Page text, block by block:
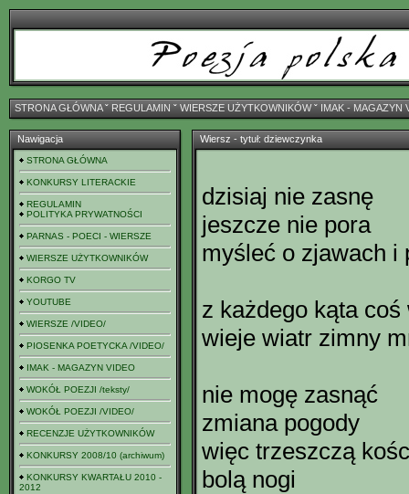
STRONA GŁÓWNAˇ REGULAMIN ˇ WIERSZE UŻYTKOWNIKÓWˇ IMAK - MAGAZYN
Nawigacja
STRONA GŁÓWNA
KONKURSY LITERACKIE
REGULAMIN
POLITYKA PRYWATNOŚCI
PARNAS - POECI - WIERSZE
WIERSZE UŻYTKOWNIKÓW
KORGO TV
YOUTUBE
WIERSZE /VIDEO/
PIOSENKA POETYCKA /VIDEO/
IMAK - MAGAZYN VIDEO
WOKÓŁ POEZJI /teksty/
WOKÓŁ POEZJI /VIDEO/
RECENZJE UŻYTKOWNIKÓW
KONKURSY 2008/10 (archiwum)
KONKURSY KWARTAŁU 2010 -
2012
Wiersz - tytuł: dziewczynka
dzisiaj nie zasnę
jeszcze nie pora
myśleć o zjawach i
z każdego kąta coś
wieje wiatr zimny
nie mogę zasnąć
zmiana pogody
więc trzeszczą
bolą nogi